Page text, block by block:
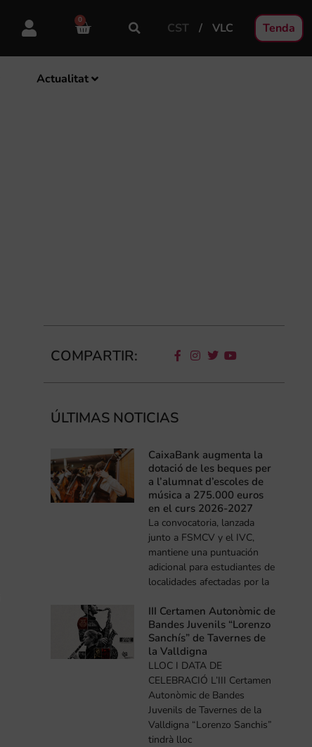
0
CST VLC Tenda
Actualitat
COMPARTIR:
ÚLTIMAS NOTICIAS
CaixaBank augmenta la
dotació de les beques per
a l’alumnat d’escoles de
música a 275.000 euros
en el curs 2026-2027
La convocatoria, lanzada
junto a FSMCV y el IVC,
mantiene una puntuación
adicional para estudiantes de
localidades afectadas por la
III Certamen Autonòmic de
Bandes Juvenils “Lorenzo
Sanchís” de Tavernes de
la Valldigna
LLOC I DATA DE
CELEBRACIÓ L’III Certamen
Autonòmic de Bandes
Juvenils de Tavernes de la
Valldigna “Lorenzo Sanchis”
tindrà lloc